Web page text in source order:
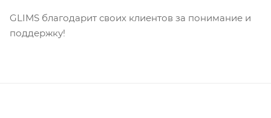
GLIMS благодарит своих клиентов за понимание и
поддержку!